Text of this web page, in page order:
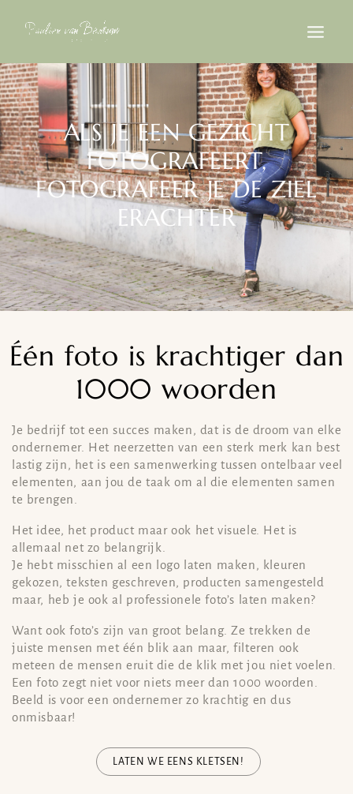
ALS JE EEN GEZICHT
FOTOGRAFEERT,
FOTOGRAFEER JE DE ZIEL
ERACHTER
Één foto is krachtiger dan
1000 woorden
Je bedrijf tot een succes maken, dat is de droom van elke
ondernemer. Het neerzetten van een sterk merk kan best
lastig zijn, het is een samenwerking tussen ontelbaar veel
elementen, aan jou de taak om al die elementen samen
te brengen.
Het idee, het product maar ook het visuele. Het is
allemaal net zo belangrijk.
Je hebt misschien al een logo laten maken, kleuren
gekozen, teksten geschreven, producten samengesteld
maar, heb je ook al professionele foto’s laten maken?
Want ook foto’s zijn van groot belang. Ze trekken de
juiste mensen met één blik aan maar, filteren ook
meteen de mensen eruit die de klik met jou niet voelen.
Een foto zegt niet voor niets meer dan 1000 woorden.
Beeld is voor een ondernemer zo krachtig en dus
onmisbaar!
LATEN WE EENS KLETSEN!